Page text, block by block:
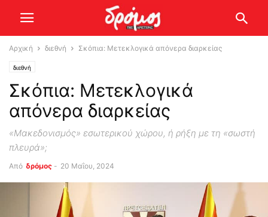
Αρχική διεθνή Σκόπια: Μετεκλογικά απόνερα διαρκείας
διεθνή
Σκόπια: Μετεκλογικά
απόνερα διαρκείας
«Μακεδονισμός» εσωτερικού χώρου, ή ρήξη με τη «σωστή
πλευρά»;
Από δρόμος - 20 Μαΐου, 2024